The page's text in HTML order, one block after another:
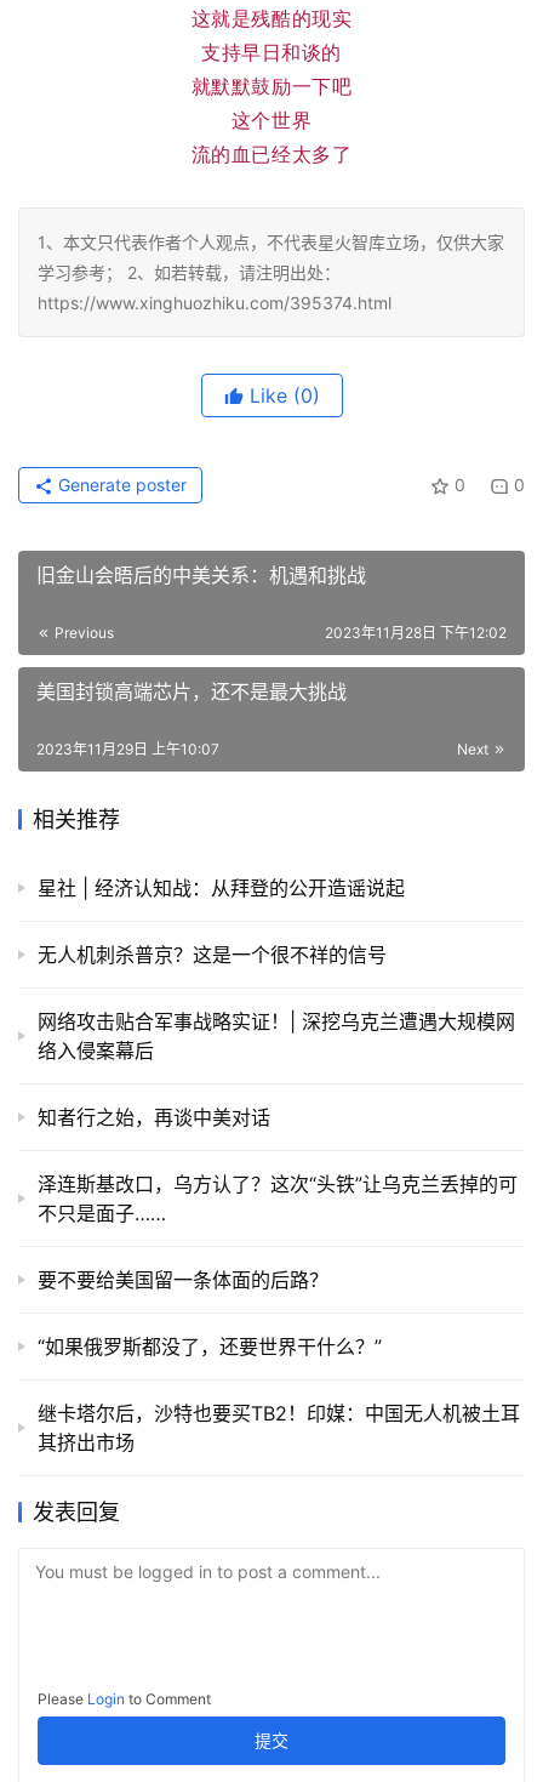
这就是残酷的现实
支持早日和谈的
就默默鼓励一下吧
这个世界
流的血已经太多了
1、本文只代表作者个人观点，不代表星火智库立场，仅供大家
学习参考； 2、如若转载，请注明出处：
https://www.xinghuozhiku.com/395374.html
Like (0)
0 0
Generate poster
旧金山会晤后的中美关系：机遇和挑战
Previous 2023年11月28日 下午12:02
美国封锁高端芯片，还不是最大挑战
Next
2023年11月29日 上午10:07
相关推荐
星社 | 经济认知战：从拜登的公开造谣说起
无人机刺杀普京？这是一个很不祥的信号
网络攻击贴合军事战略实证！| 深挖乌克兰遭遇大规模网
络入侵案幕后
知者行之始，再谈中美对话
泽连斯基改口，乌方认了？这次“头铁”让乌克兰丢掉的可
不只是面子……
要不要给美国留一条体面的后路？
“如果俄罗斯都没了，还要世界干什么？”
继卡塔尔后，沙特也要买TB2！印媒：中国无人机被土耳
其挤出市场
发表回复
You must be logged in to post a comment...
Please Login to Comment
提交